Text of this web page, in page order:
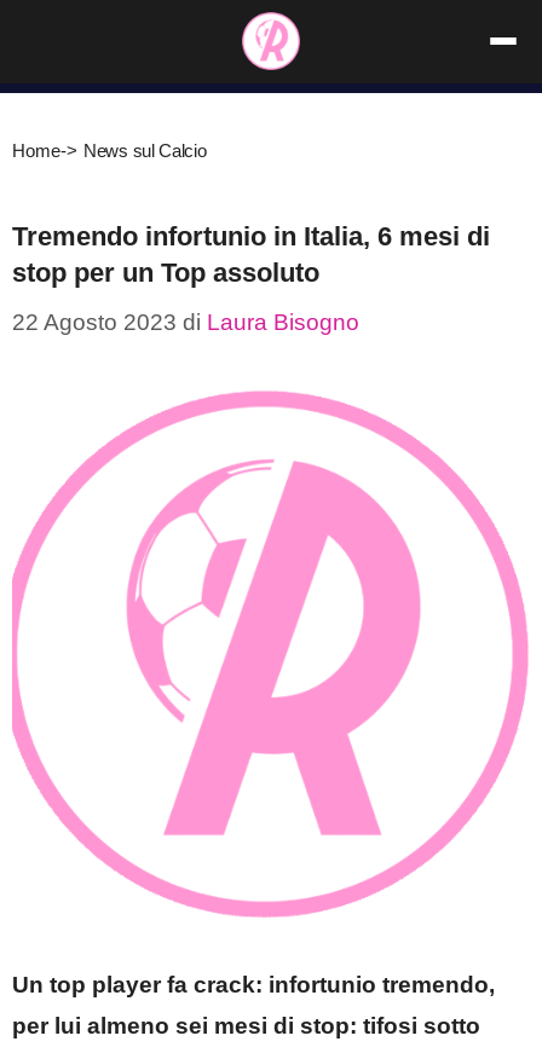
contenuto
Home-> News sul Calcio
Tremendo infortunio in Italia, 6 mesi di
stop per un Top assoluto
22 Agosto 2023 di Laura Bisogno
Un top player fa crack: infortunio tremendo,
per lui almeno sei mesi di stop: tifosi sotto